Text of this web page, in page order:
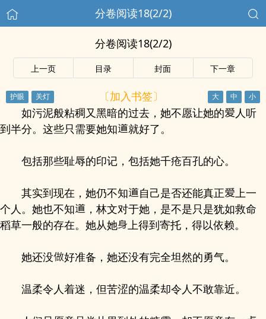
分卷阅读18(2/2)
分卷阅读18(2/2)
上一页 目录 封面 下一章
〔加入书签〕
如污泥般粘稠又黑暗的过去，她不愿让她的
人听
到半分。这些只需要她知
就好了。
包括那些耻辱的印记，包括她千疮百孔的心。
其实到现在，她仍不知 自己是否还能真正
上一
个人。她也不知
，林文对于她，是不是只是犹如救命
稻草一般的存在。她从她
上得到寄托，得以依赖。
她还没 好准备，她还没有完全坦然的勇气。
温柔令人着迷，但苦涩的温柔却令人不敢靠近。